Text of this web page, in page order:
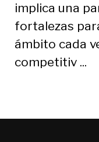
implica una
fortalezas
ámbito cada
competitiv ...